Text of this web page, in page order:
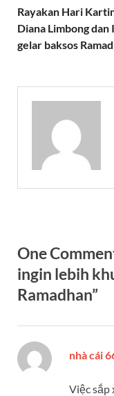
Rayakan Hari
Diana Limbong dan
gelar baksos
One
ingin lebih
Ramadhan”
nhà cái
Việc sắp